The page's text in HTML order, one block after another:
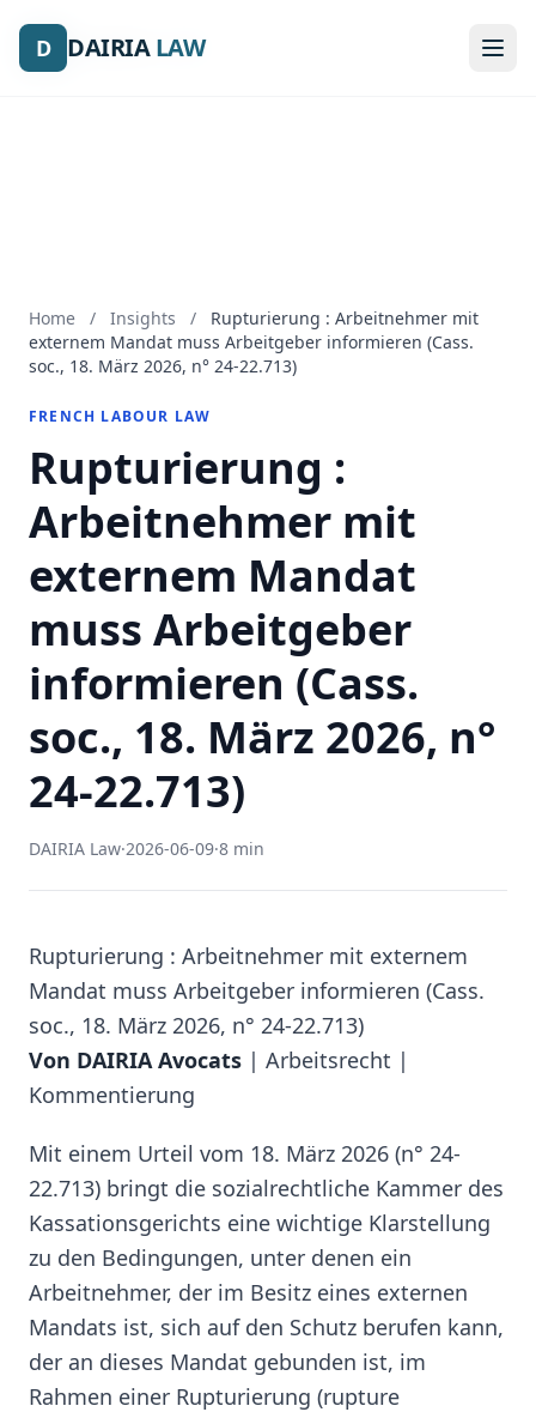
D DAIRIALAW
D DAIRIALAW
Home / Insights /
Rupturierung : Arbeitnehmer mit
externem Mandat muss Arbeitgeber informieren (Cass.
soc., 18. März 2026, n° 24-22.713)
FRENCH LABOUR LAW
Rupturierung :
Arbeitnehmer mit
externem Mandat
muss Arbeitgeber
informieren (Cass.
soc., 18. März 2026, n°
24-22.713)
DAIRIA Law·2026-06-09·8 min
Rupturierung : Arbeitnehmer mit externem
Mandat muss Arbeitgeber informieren (Cass.
soc., 18. März 2026, n° 24-22.713)
Von DAIRIA Avocats | Arbeitsrecht |
Kommentierung
Mit einem Urteil vom 18. März 2026 (n° 24-
22.713) bringt die sozialrechtliche Kammer des
Kassationsgerichts eine wichtige Klarstellung
zu den Bedingungen, unter denen ein
Arbeitnehmer, der im Besitz eines externen
Mandats ist, sich auf den Schutz berufen kann,
der an dieses Mandat gebunden ist, im
Rahmen einer Rupturierung (rupture